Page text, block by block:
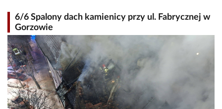
6/6 Spalony dach kamienicy przy ul. Fabrycznej w
Gorzowie